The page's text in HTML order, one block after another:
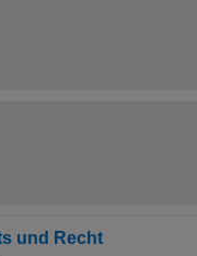
und Recht